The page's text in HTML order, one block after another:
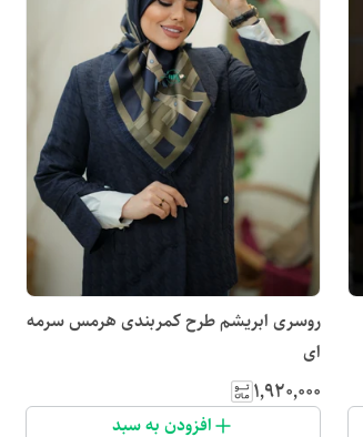
روسری ابریشم طرح کمربندی هرمس سرمه
ای
۱٬۹۲۰٬۰۰۰
افزودن به سبد